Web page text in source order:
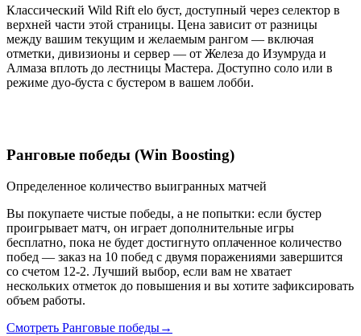
Классический Wild Rift elo буст, доступный через селектор в
верхней части этой страницы. Цена зависит от разницы
между вашим текущим и желаемым рангом — включая
отметки, дивизионы и сервер — от Железа до Изумруда и
Алмаза вплоть до лестницы Мастера. Доступно соло или в
режиме дуо-буста с бустером в вашем лобби.
Ранговые победы (Win Boosting)
Определенное количество выигранных матчей
Вы покупаете чистые победы, а не попытки: если бустер
проигрывает матч, он играет дополнительные игры
бесплатно, пока не будет достигнуто оплаченное количество
побед — заказ на 10 побед с двумя поражениями завершится
со счетом 12-2. Лучший выбор, если вам не хватает
нескольких отметок до повышения и вы хотите зафиксировать
объем работы.
Смотреть Ранговые победы→